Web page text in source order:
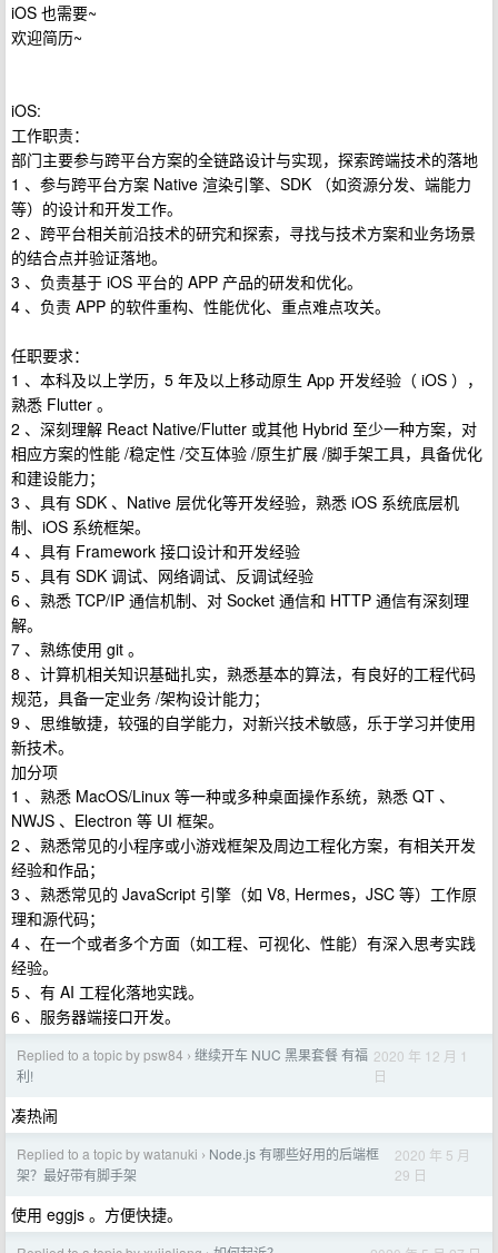
iOS 也需要~
欢迎简历~
iOS:
工作职责：
部门主要参与跨平台方案的全链路设计与实现，探索跨端技术的落地
1 、参与跨平台方案 Native 渲染引擎、SDK （如资源分发、端能力
等）的设计和开发工作。
2 、跨平台相关前沿技术的研究和探索，寻找与技术方案和业务场景
的结合点并验证落地。
3 、负责基于 iOS 平台的 APP 产品的研发和优化。
4 、负责 APP 的软件重构、性能优化、重点难点攻关。
任职要求：
1 、本科及以上学历，5 年及以上移动原生 App 开发经验（ iOS ），
熟悉 Flutter 。
2 、深刻理解 React Native/Flutter 或其他 Hybrid 至少一种方案，对
相应方案的性能 /稳定性 /交互体验 /原生扩展 /脚手架工具，具备优化
和建设能力；
3 、具有 SDK 、Native 层优化等开发经验，熟悉 iOS 系统底层机
制、iOS 系统框架。
4 、具有 Framework 接口设计和开发经验
5 、具有 SDK 调试、网络调试、反调试经验
6 、熟悉 TCP/IP 通信机制、对 Socket 通信和 HTTP 通信有深刻理
解。
7 、熟练使用 git 。
8 、计算机相关知识基础扎实，熟悉基本的算法，有良好的工程代码
规范，具备一定业务 /架构设计能力；
9 、思维敏捷，较强的自学能力，对新兴技术敏感，乐于学习并使用
新技术。
加分项
1 、熟悉 MacOS/Linux 等一种或多种桌面操作系统，熟悉 QT 、
NWJS 、Electron 等 UI 框架。
2 、熟悉常见的小程序或小游戏框架及周边工程化方案，有相关开发
经验和作品；
3 、熟悉常见的 JavaScript 引擎（如 V8, Hermes，JSC 等）工作原
理和源代码；
4 、在一个或者多个方面（如工程、可视化、性能）有深入思考实践
经验。
5 、有 AI 工程化落地实践。
6 、服务器端接口开发。
Replied to a topic by psw84 › 继续开车 NUC 黑果套餐 有福
利!
2020 年 12 月 1
日
凑热闹
Replied to a topic by watanuki › Node.js 有哪些好用的后端框
架？最好带有脚手架
2020 年 5 月
29 日
使用 eggjs 。方便快捷。